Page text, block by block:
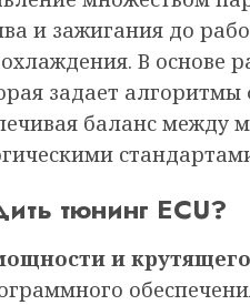
и зажигания до
В основе
задает
баланс между
тюнинг ECU?
и